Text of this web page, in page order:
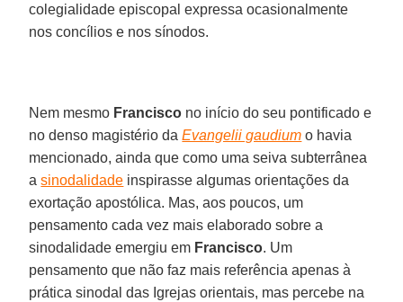
colegialidade episcopal expressa ocasionalmente
nos concílios e nos sínodos.
Nem mesmo Francisco no início do seu pontificado e
no denso magistério daEvangelii gaudium o havia
mencionado, ainda que como uma seiva subterrânea
asinodalidade inspirasse algumas orientações da
exortação apostólica. Mas, aos poucos, um
pensamento cada vez mais elaborado sobre a
sinodalidade emergiu em Francisco. Um
pensamento que não faz mais referência apenas à
prática sinodal das Igrejas orientais, mas percebe na